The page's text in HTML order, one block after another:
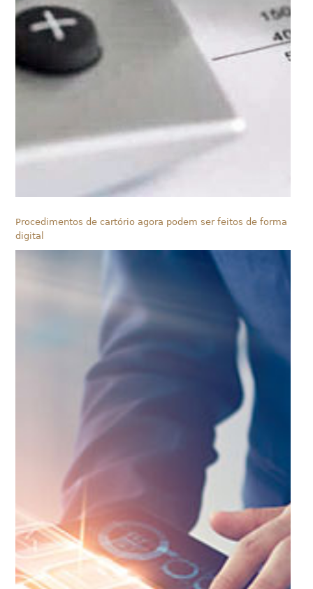
Procedimentos de cartório agora podem ser feitos de forma
digital